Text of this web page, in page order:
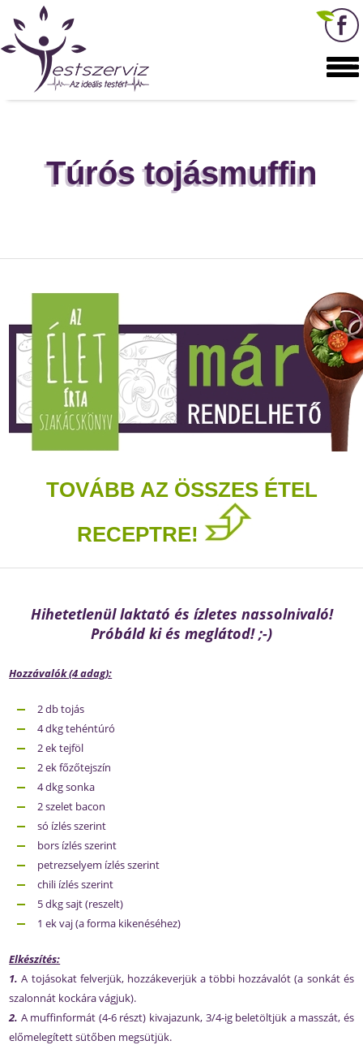
Túrós tojásmuffin
TOVÁBB AZ ÖSSZES ÉTEL
RECEPTRE!
Hihetetlenül laktató és ízletes nassolnivaló!
Próbáld ki és meglátod! ;-)
Hozzávalók (4 adag):
2 db tojás
4 dkg tehéntúró
2 ek tejföl
2 ek főzőtejszín
4 dkg sonka
2 szelet bacon
só ízlés szerint
bors ízlés szerint
petrezselyem ízlés szerint
chili ízlés szerint
5 dkg sajt (reszelt)
1 ek vaj (a forma kikenéséhez)
Elkészítés:
1. A tojásokat felverjük, hozzákeverjük a többi hozzávalót (a sonkát és
szalonnát kockára vágjuk).
2. A muffinformát (4-6 részt) kivajazunk, 3/4-ig beletöltjük a masszát, és
előmelegített sütőben megsütjük.